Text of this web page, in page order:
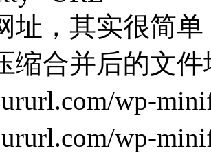
址，其实很简
缩合并后的文
wp-
wp-